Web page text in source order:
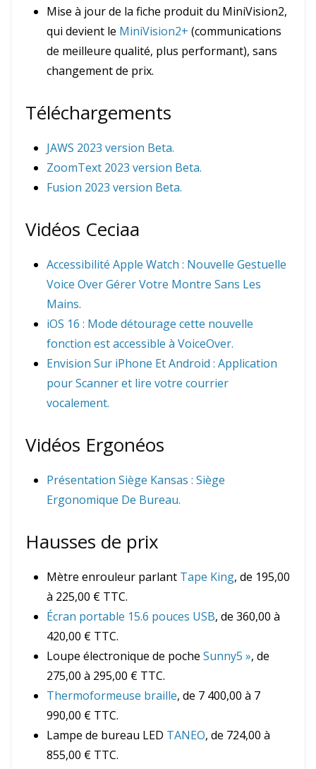
Mise à jour de la fiche produit du MiniVision2,
qui devient le MiniVision2+ (communications
de meilleure qualité, plus performant), sans
changement de prix.
Téléchargements
JAWS 2023 version Beta.
ZoomText 2023 version Beta.
Fusion 2023 version Beta.
Vidéos Ceciaa
Accessibilité Apple Watch : Nouvelle Gestuelle
Voice Over Gérer Votre Montre Sans Les
Mains.
iOS 16 : Mode détourage cette nouvelle
fonction est accessible à VoiceOver.
Envision Sur iPhone Et Android : Application
pour Scanner et lire votre courrier
vocalement.
Vidéos Ergonéos
Présentation Siège Kansas : Siège
Ergonomique De Bureau.
Hausses de prix
Mètre enrouleur parlant Tape King, de 195,00
à 225,00 € TTC.
Écran portable 15.6 pouces USB, de 360,00 à
420,00 € TTC.
Loupe électronique de poche Sunny5 », de
275,00 à 295,00 € TTC.
Thermoformeuse braille, de 7 400,00 à 7
990,00 € TTC.
Lampe de bureau LED TANEO, de 724,00 à
855,00 € TTC.